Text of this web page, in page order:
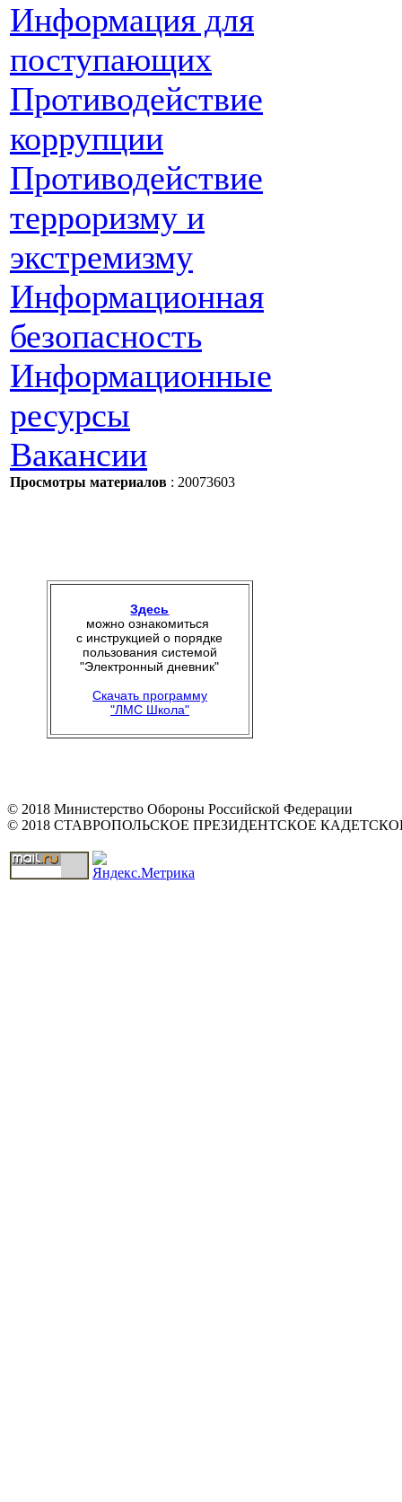
Информация для
поступающих
Противодействие
коррупции
Противодействие
терроризму и
экстремизму
Информационная
безопасность
Информационные
ресурсы
Вакансии
Просмотры материалов : 20073603
Здесь
можно ознакомиться
с инструкцией о порядке
пользования системой
"Электронный дневник"
Скачать программу
"ЛМС Школа"
© 2018 Министерство Обороны Российской Федерации
© 2018 СТАВРОПОЛЬСКОЕ ПРЕЗИДЕНТСКОЕ